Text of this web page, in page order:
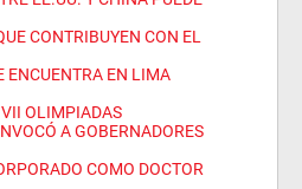
CONTRIBUYEN CON EL
ENCUENTRA EN LIMA
OLIMPIADAS
A GOBERNADORES
COMO DOCTOR